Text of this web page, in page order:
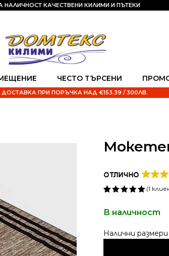
ЧЕСТО ТЪРСЕНИ
НАЛИЧНОСТ КАЧЕСТВЕНИ КИЛИМИ И ПЪТЕКИ
ДОСТАВКА ПРИ ПОРЪЧКА НАД €153.39 / 300ЛВ.
базирано
оценки
(1
В наличност
Alternative: